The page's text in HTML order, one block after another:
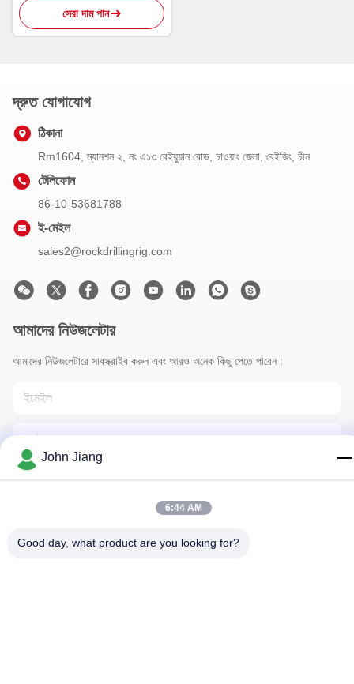
সেরা দাম পান
দ্রুত যোগাযোগ
ঠিকানা
Rm1604, ম্যানশন ২, নং এ১৩ বেইয়ুয়ান রোড, চাওয়াং জেলা, বেইজিং, চীন
টেলিফোন
86-10-53681788
ই-মেইল
sales2@rockdrillingrig.com
আমাদের নিউজলেটার
আমাদের নিউজলেটারে সাবস্ক্রাইব করুন এবং আরও অনেক কিছু পেতে পারেন।
John Jiang
6:44 AM
Good day, what product are you looking for?